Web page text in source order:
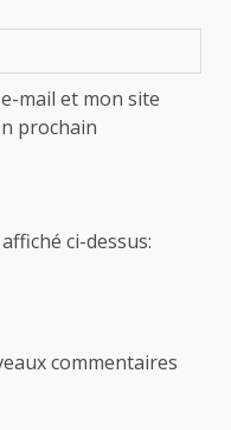
mail et mon site
prochain
ci-dessus:
commentaires